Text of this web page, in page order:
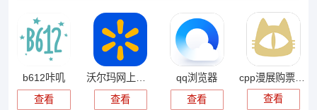
b612咔叽
查看
沃尔玛网上商城
查看
qq浏览器
查看
查看